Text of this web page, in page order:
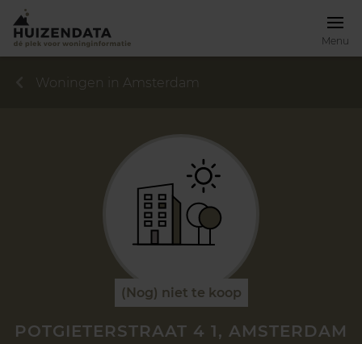
Menu
Woningen in Amsterdam
(Nog) niet te koop
POTGIETERSTRAAT 4 1, AMSTERDAM